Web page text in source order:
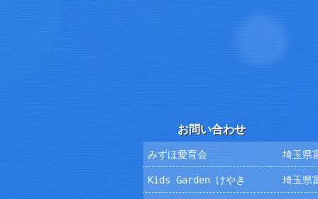
お問い合わせ
みずほ愛育会 埼玉県
Kids Garden けやき 埼玉県